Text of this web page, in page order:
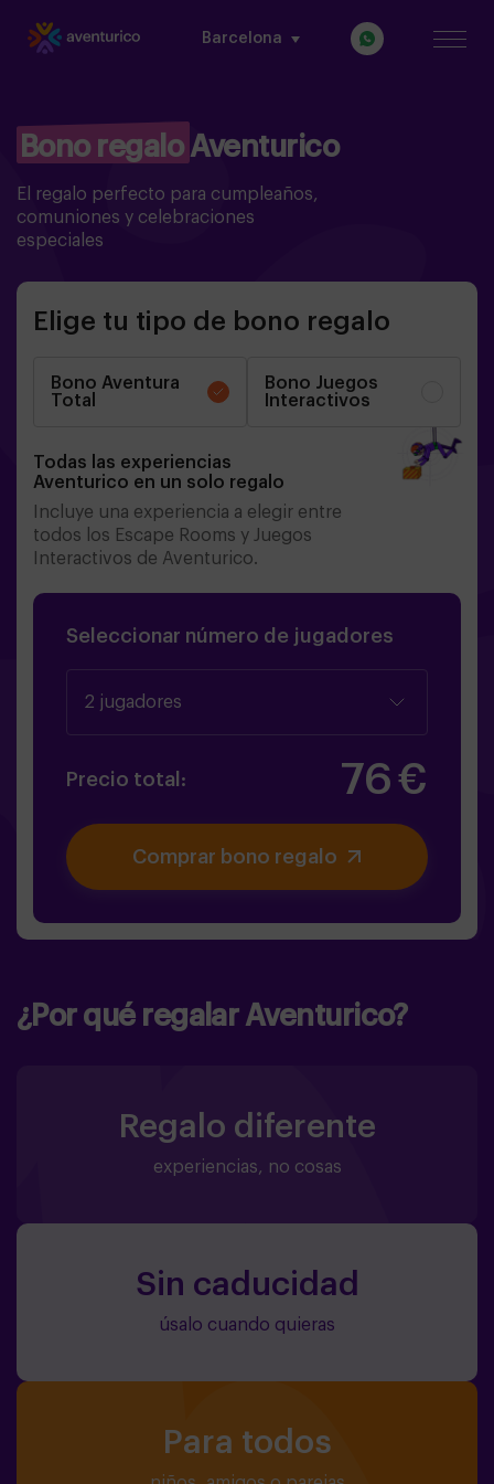
Barcelona
Bono regalo Aventurico
El regalo perfecto para cumpleaños,
comuniones y celebraciones
especiales
Elige tu tipo de bono regalo
Bono Aventura
Total
Bono Juegos
Interactivos
Todas las experiencias
Aventurico en un solo regalo
Incluye una experiencia a elegir entre
todos los Escape Rooms y Juegos
Interactivos de Aventurico.
Seleccionar número de jugadores
2 jugadores
Precio total: 76€
Comprar bono regalo
¿Por qué regalar Aventurico?
Regalo diferente
experiencias, no cosas
Sin caducidad
úsalo cuando quieras
Para todos